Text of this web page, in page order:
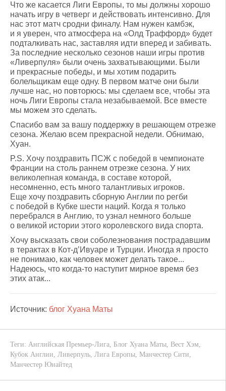
Что же касается Лиги Европы, то мы должны хорошо
начать игру в четверг и действовать интенсивно. Для
нас этот матч сродни финалу. Нам нужен камбэк,
и я уверен, что атмосфера на «Олд Траффорд» будет
подталкивать нас, заставляя идти вперед и забивать.
За последние несколько сезонов наши игры против
«Ливерпуля» были очень захватывающими. Были
и прекрасные победы, и мы хотим подарить
болельщикам еще одну. В первом матче они были
лучше нас, но повторюсь: мы сделаем все, чтобы эта
ночь Лиги Европы стала незабываемой. Все вместе
мы можем это сделать.
Спасибо вам за вашу поддержку в решающем отрезке
сезона. Желаю всем прекрасной недели. Обнимаю,
Хуан.
P.S. Хочу поздравить ПСЖ с победой в чемпионате
Франции на столь раннем отрезке сезона. У них
великолепная команда, в составе которой,
несомненно, есть много талантливых игроков.
Еще хочу поздравить сборную Англии по регби
с победой в Кубке шести наций. Когда я только
перебрался в Англию, то узнал немного больше
о великой истории этого королевского вида спорта.
Хочу высказать свои соболезнования пострадавшим
в терактах в Кот-д’Ивуаре и Турции. Иногда я просто
не понимаю, как человек может делать такое...
Надеюсь, что когда-то наступит мирное время без
этих атак...
Источник: блог Хуана Маты
Теги: Английская Премьер-Лига, Блог Хуана Маты, Вест Хэм,
Кубок Англии, Ливерпуль, Лига Европы, Манчестер Сити,
Манчестер Юнайтед